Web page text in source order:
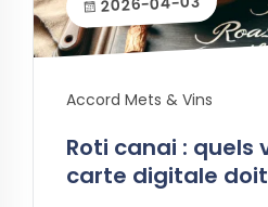
Accord Mets & Vins
Roti canai : quels
carte digitale